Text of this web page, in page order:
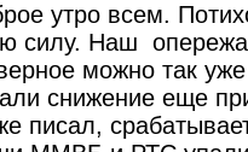
утро всем.
силу. Наш
можно так
снижение еще
писал,